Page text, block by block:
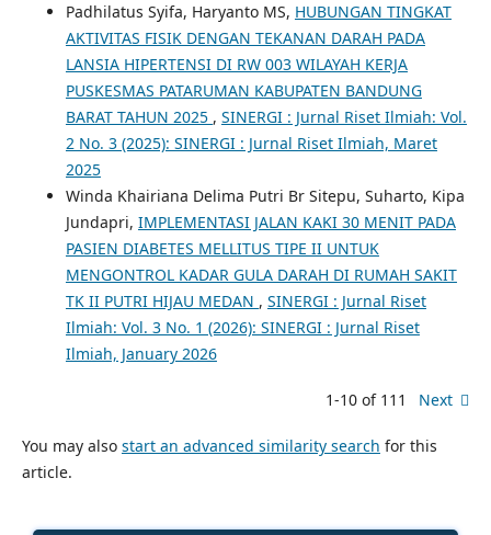
Padhilatus Syifa, Haryanto MS, HUBUNGAN TINGKAT
AKTIVITAS FISIK DENGAN TEKANAN DARAH PADA
LANSIA HIPERTENSI DI RW 003 WILAYAH KERJA
PUSKESMAS PATARUMAN KABUPATEN BANDUNG
BARAT TAHUN 2025 , SINERGI : Jurnal Riset Ilmiah: Vol.
2 No. 3 (2025): SINERGI : Jurnal Riset Ilmiah, Maret
2025
Winda Khairiana Delima Putri Br Sitepu, Suharto, Kipa
Jundapri, IMPLEMENTASI JALAN KAKI 30 MENIT PADA
PASIEN DIABETES MELLITUS TIPE II UNTUK
MENGONTROL KADAR GULA DARAH DI RUMAH SAKIT
TK II PUTRI HIJAU MEDAN , SINERGI : Jurnal Riset
Ilmiah: Vol. 3 No. 1 (2026): SINERGI : Jurnal Riset
Ilmiah, January 2026
1-10 of 111 Next
You may also start an advanced similarity search for this
article.